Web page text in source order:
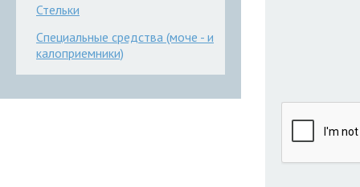
Стельки
Специальные средства (моче - и
калоприемники)